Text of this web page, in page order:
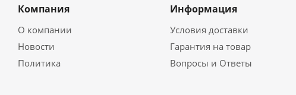
Компания
О компании
Новости
Политика
Информация
Условия доставки
Гарантия на товар
Вопросы и Ответы